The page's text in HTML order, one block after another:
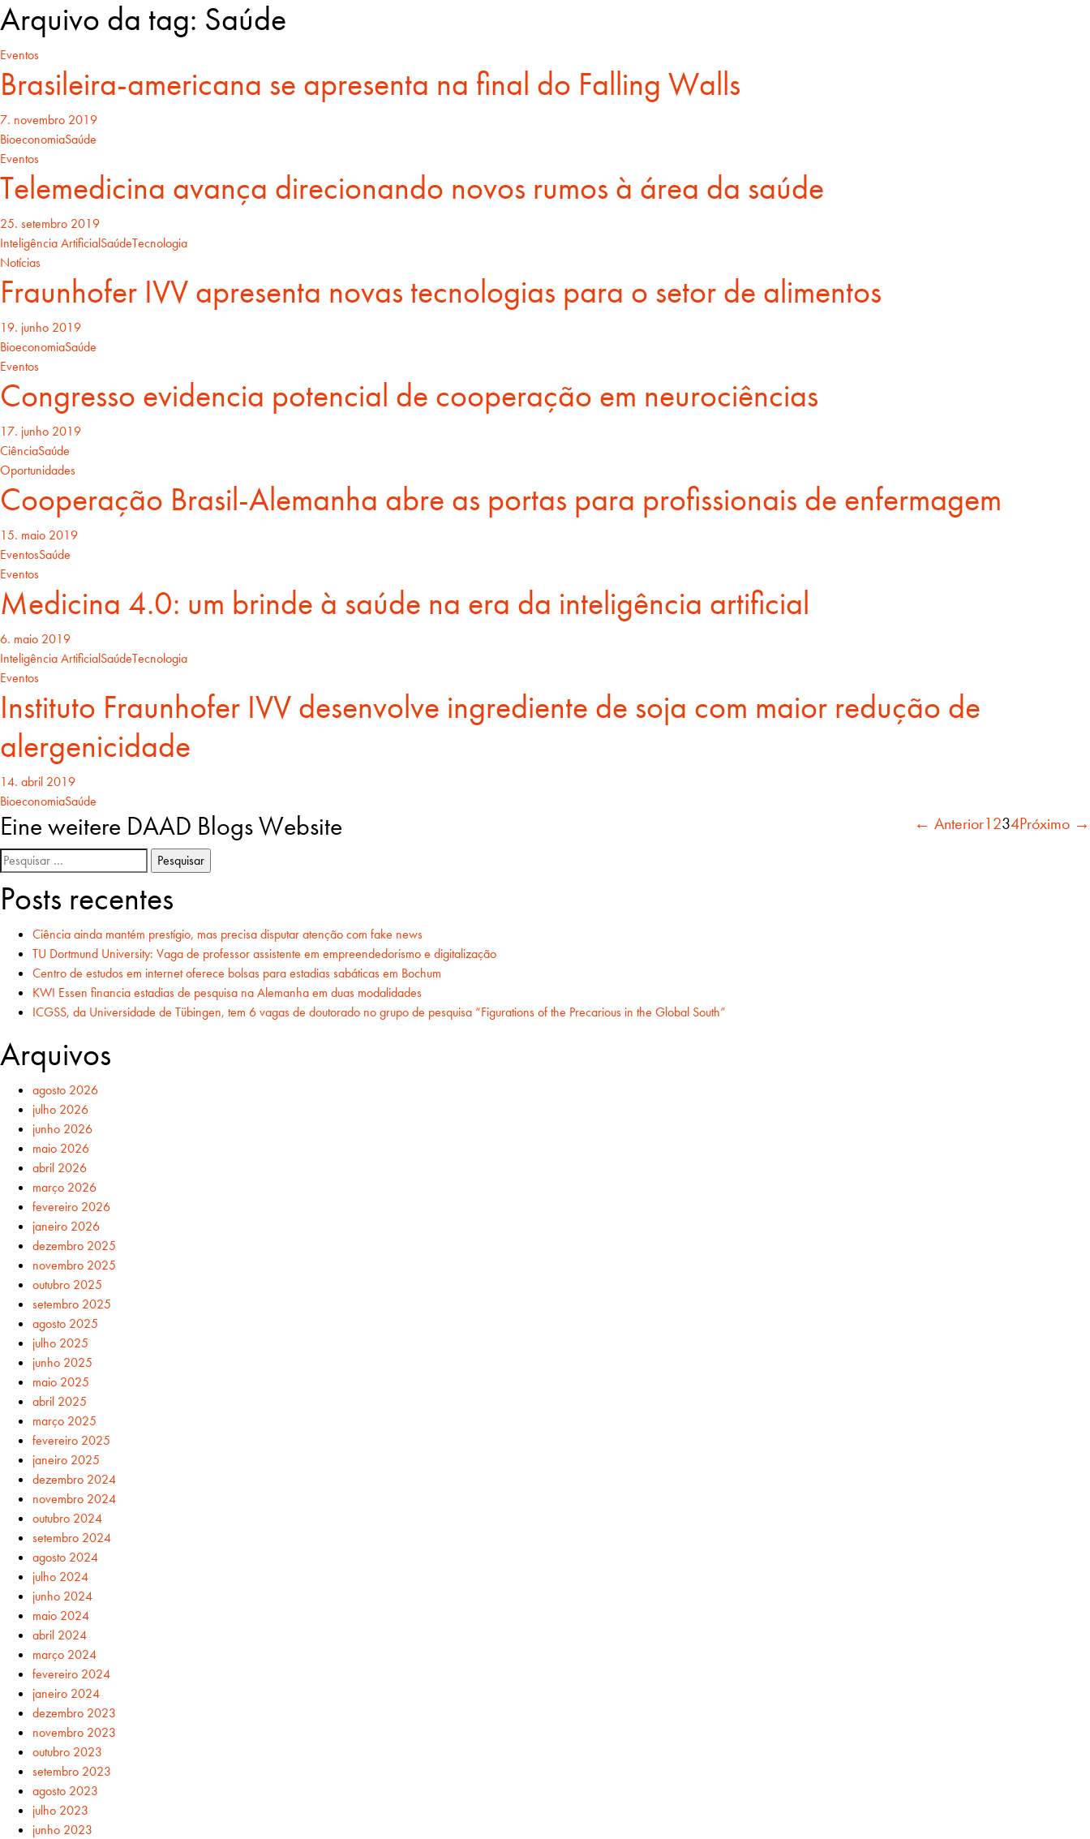
Arquivo da tag: Saúde
Eventos
Brasileira-americana se apresenta na final do Falling Walls
7. novembro 2019
BioeconomiaSaúde
Eventos
Telemedicina avança direcionando novos rumos à área da saúde
25. setembro 2019
Inteligência ArtificialSaúdeTecnologia
Notícias
Fraunhofer IVV apresenta novas tecnologias para o setor de alimentos
19. junho 2019
BioeconomiaSaúde
Eventos
Congresso evidencia potencial de cooperação em neurociências
17. junho 2019
CiênciaSaúde
Oportunidades
Cooperação Brasil-Alemanha abre as portas para profissionais de enfermagem
15. maio 2019
EventosSaúde
Eventos
Medicina 4.0: um brinde à saúde na era da inteligência artificial
6. maio 2019
Inteligência ArtificialSaúdeTecnologia
Eventos
Instituto Fraunhofer IVV desenvolve ingrediente de soja com maior redução de
alergenicidade
14. abril 2019
BioeconomiaSaúde
Navegação
por
posts
← Anterior1234Próximo →
Eine weitere DAAD Blogs Website
Pesquisar
por:
Posts recentes
Ciência ainda mantém prestígio, mas precisa disputar atenção com fake news
TU Dortmund University: Vaga de professor assistente em empreendedorismo e digitalização
Centro de estudos em internet oferece bolsas para estadias sabáticas em Bochum
KWI Essen financia estadias de pesquisa na Alemanha em duas modalidades
ICGSS, da Universidade de Tübingen, tem 6 vagas de doutorado no grupo de pesquisa “Figurations of the Precarious in the Global South”
Arquivos
agosto 2026
julho 2026
junho 2026
maio 2026
abril 2026
março 2026
fevereiro 2026
janeiro 2026
dezembro 2025
novembro 2025
outubro 2025
setembro 2025
agosto 2025
julho 2025
junho 2025
maio 2025
abril 2025
março 2025
fevereiro 2025
janeiro 2025
dezembro 2024
novembro 2024
outubro 2024
setembro 2024
agosto 2024
julho 2024
junho 2024
maio 2024
abril 2024
março 2024
fevereiro 2024
janeiro 2024
dezembro 2023
novembro 2023
outubro 2023
setembro 2023
agosto 2023
julho 2023
junho 2023